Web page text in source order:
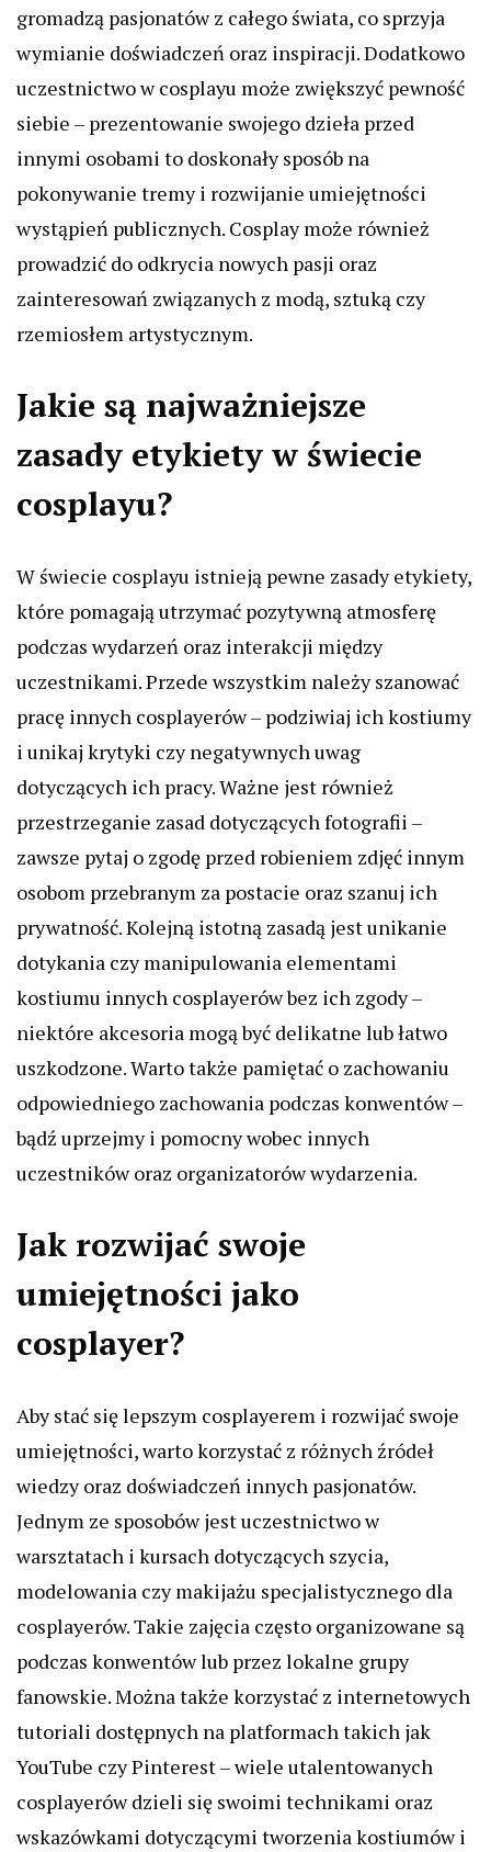
gromadzą pasjonatów z całego świata, co sprzyja
wymianie doświadczeń oraz inspiracji. Dodatkowo
uczestnictwo w cosplayu może zwiększyć pewność
siebie – prezentowanie swojego dzieła przed
innymi osobami to doskonały sposób na
pokonywanie tremy i rozwijanie umiejętności
wystąpień publicznych. Cosplay może również
prowadzić do odkrycia nowych pasji oraz
zainteresowań związanych z modą, sztuką czy
rzemiosłem artystycznym.
Jakie są najważniejsze
zasady etykiety w świecie
cosplayu?
W świecie cosplayu istnieją pewne zasady etykiety,
które pomagają utrzymać pozytywną atmosferę
podczas wydarzeń oraz interakcji między
uczestnikami. Przede wszystkim należy szanować
pracę innych cosplayerów – podziwiaj ich kostiumy
i unikaj krytyki czy negatywnych uwag
dotyczących ich pracy. Ważne jest również
przestrzeganie zasad dotyczących fotografii –
zawsze pytaj o zgodę przed robieniem zdjęć innym
osobom przebranym za postacie oraz szanuj ich
prywatność. Kolejną istotną zasadą jest unikanie
dotykania czy manipulowania elementami
kostiumu innych cosplayerów bez ich zgody –
niektóre akcesoria mogą być delikatne lub łatwo
uszkodzone. Warto także pamiętać o zachowaniu
odpowiedniego zachowania podczas konwentów –
bądź uprzejmy i pomocny wobec innych
uczestników oraz organizatorów wydarzenia.
Jak rozwijać swoje
umiejętności jako
cosplayer?
Aby stać się lepszym cosplayerem i rozwijać swoje
umiejętności, warto korzystać z różnych źródeł
wiedzy oraz doświadczeń innych pasjonatów.
Jednym ze sposobów jest uczestnictwo w
warsztatach i kursach dotyczących szycia,
modelowania czy makijażu specjalistycznego dla
cosplayerów. Takie zajęcia często organizowane są
podczas konwentów lub przez lokalne grupy
fanowskie. Można także korzystać z internetowych
tutoriali dostępnych na platformach takich jak
YouTube czy Pinterest – wiele utalentowanych
cosplayerów dzieli się swoimi technikami oraz
wskazówkami dotyczącymi tworzenia kostiumów i